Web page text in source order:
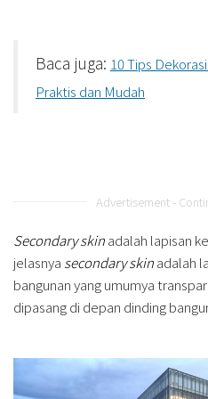
Baca juga: 10 Tips
Praktis dan Mudah
Advertisement -
Secondary skinadalah lapisan
jelasnya secondary skinadalah
bangunan yang umumya
dipasang di depan dinding